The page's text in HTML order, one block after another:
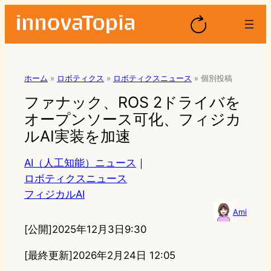
ホーム » ロボティクス » ロボティクスニュース » 個別投稿
ファナック、ROS 2ドライバを
オープンソース可化、フィジカ
ルAI実装を加速
AI（人工知能）ニュース ｜
ロボティクスニュース
フィジカルAI
Ami
[公開]2025年12月3日9:30
[最終更新]2026年2月24日 12:05